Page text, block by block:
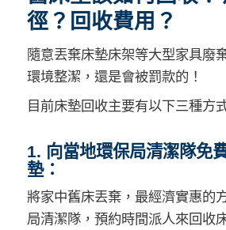
徑？回收費用？
隨意丟棄床墊床架等大型家具廢
環境整潔，還是會被罰款的！
目前床墊回收主要有以下三種方
1. 向當地環保局清潔隊免
墊：
將家中舊床丟棄，最經濟實惠的
局清潔隊，預約時間派人來回收